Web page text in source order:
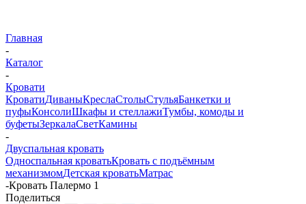
Главная
-
Каталог
-
Кровати
КроватиДиваныКреслаСтолыСтульяБанкетки и
пуфыКонсолиШкафы и стеллажиТумбы, комоды и
буфетыЗеркалаСветКамины
-
Двуспальная кровать
Односпальная кроватьКровать с подъёмным
механизмомДетская кроватьМатрас
-Кровать Палермо 1
Поделиться